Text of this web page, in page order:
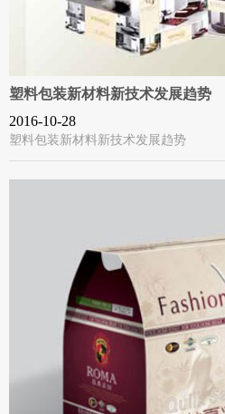
塑料包装新材料新技术发展趋势
2016-10-28
塑料包装新材料新技术发展趋势